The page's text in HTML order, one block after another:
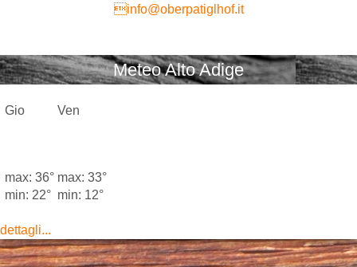
info@oberpatiglhof.it
Meteo Alto Adige
Gio Ven
max: 36°
min: 22°
max: 33°
min: 12°
dettagli...